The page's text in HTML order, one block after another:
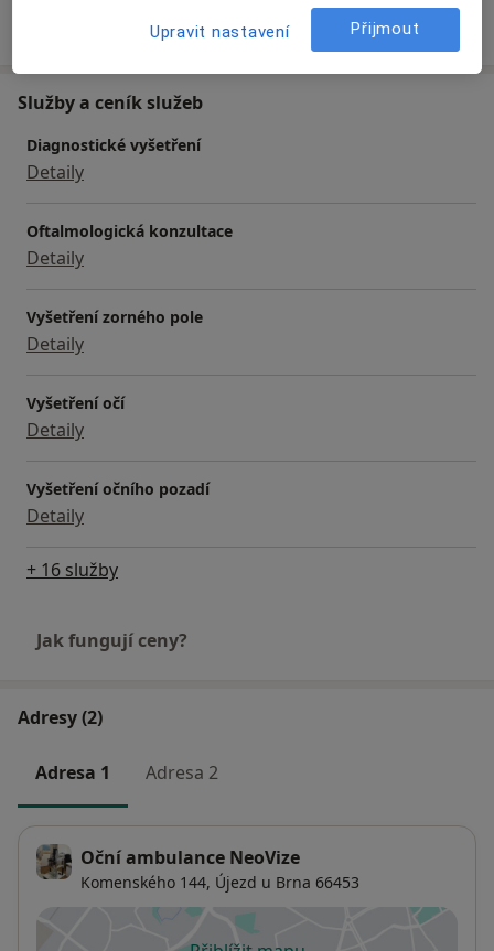
o zkušenostech
Služby a ceník služeb
Diagnostické vyšetření
Detaily
Oftalmologická konzultace
Detaily
Vyšetření zorného pole
Detaily
Vyšetření očí
Detaily
Vyšetření očního pozadí
Detaily
+ 16 služby
Jak fungují ceny?
Adresy (2)
Adresa 1 Adresa 2
Oční ambulance NeoVize
Komenského 144, Újezd u Brna 66453
Upravit nastavení Přijmout